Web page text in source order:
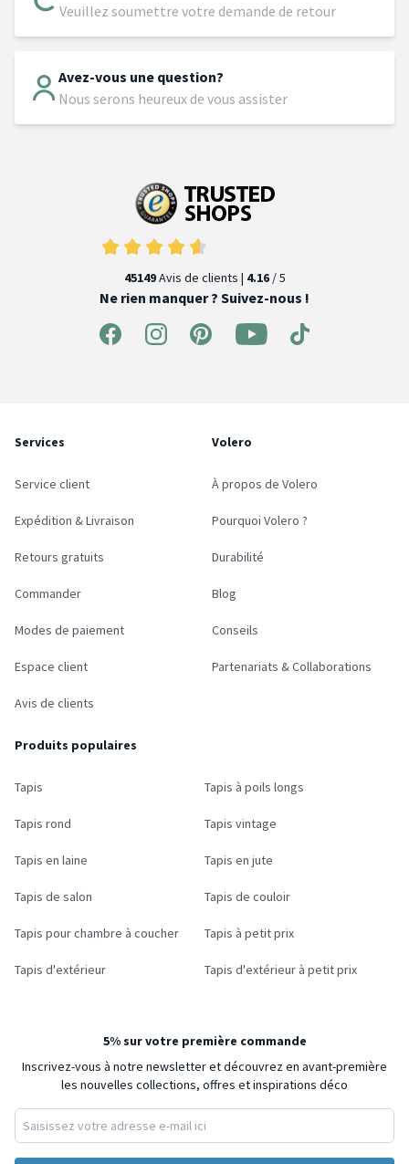
Veuillez soumettre votre demande de retour
Avez-vous une question?
Nous serons heureux de vous assister
45149Avis de clients | 4.16/ 5
Ne rien manquer ? Suivez-nous !
Services
Service client
Expédition & Livraison
Retours gratuits
Commander
Modes de paiement
Espace client
Avis de clients
Volero
À propos de Volero
Pourquoi Volero ?
Durabilité
Blog
Conseils
Partenariats & Collaborations
Produits populaires
Tapis Tapis à poils longs
Tapis rond Tapis vintage
Tapis en laine Tapis en jute
Tapis de salon Tapis de couloir
Tapis pour chambre à coucher Tapis à petit prix
Tapis d'extérieur Tapis d'extérieur à petit prix
5% sur votre première commande
Inscrivez-vous à notre newsletter et découvrez en avant-première
les nouvelles collections, offres et inspirations déco